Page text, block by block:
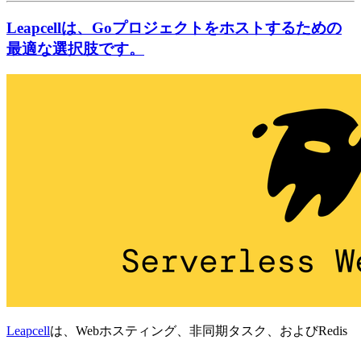
Leapcellは、Goプロジェクトをホストするための
最適な選択肢です。
Leapcellは、Webホスティング、非同期タスク、およびRedis